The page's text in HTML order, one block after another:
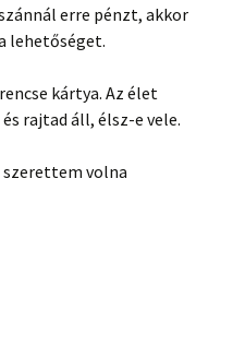
erre pénzt, akkor
lehetőséget.
kártya. Az élet
rajtad áll, élsz-e vele.
szerettem volna